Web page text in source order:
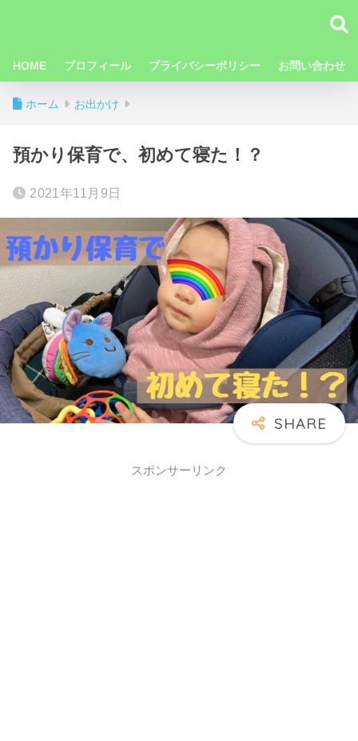
HOME プロフィール プライバシーポリシー お問い合わせ
ホーム お出かけ
預かり保育で、初めて寝た！？
2021年11月9日
スポンサーリンク